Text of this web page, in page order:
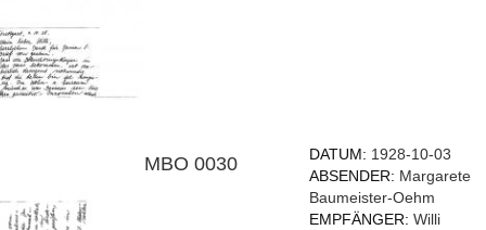
MBO 0030 DATUM: 1928-10-03
ABSENDER: Margarete
Baumeister-Oehm
EMPFÄNGER:Willi